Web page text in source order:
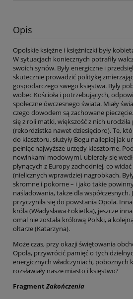
Opis
Opolskie księżne i księżniczki były
W sytuacjach koniecznych potrafiły
swoich synów. Były energiczne i
skutecznie prowadzić politykę
gospodarczego swego księstwa. Były
wobec Kościoła i potrzebujących,
społeczne ówczesnego świata. Miały
czego dowodem są zachowane
się z roli matki, większość z nich
(rekordzistka nawet dziesięcioro). Te,
do klasztoru, służyły Bogu najlepiej jak
pełniąc najwyższe urzędy klasztorne.
nowinkami modowymi, ubierały się
płynących z Europy zachodniej, co
(nielicznych wprawdzie) nagrobkach.
skromne i pokorne – i jako takie
naśladowania, także dla współczesnych.
przyczyniła się do powstania Opola.
króla (Władysława Łokietka), jeszcze
omal nie została królową Polski, a
ołtarze (Katarzyna).
Może czas, przy okazji świętowania
Opola, przywrócić pamięć o tych
energicznych władczyniach, pobożnych
rozsławiały nasze miasto i księstwo?
Fragment Zakończenia